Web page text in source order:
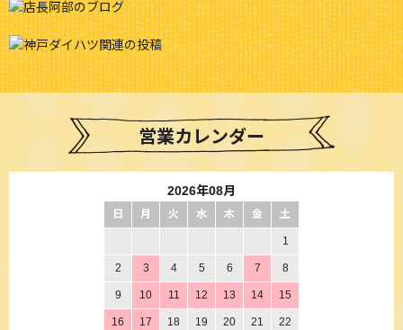
営業カレンダー
2026年08月
日 月 火 水 木 金 土
1
2 3 4 5 6 7 8
9 10 11 12 13 14 15
16 17 18 19 20 21 22